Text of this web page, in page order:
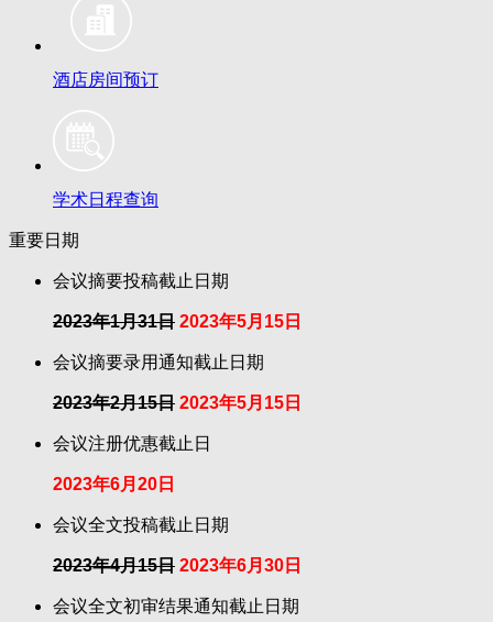
酒店房间预订
学术日程查询
重要日期
会议摘要投稿截止日期
2023年1月31日 2023年5月15日
会议摘要录用通知截止日期
2023年2月15日 2023年5月15日
会议注册优惠截止日
2023年6月20日
会议全文投稿截止日期
2023年4月15日 2023年6月30日
会议全文初审结果通知截止日期